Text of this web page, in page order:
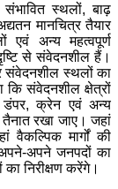
स्थलों, बाढ़
मानचित्र तैयार
एवं अन्य महत्वपूर्ण
से संवेदनशील हैं।
पर संवेदनशील स्थलों का
कि संवेदनशील क्षेत्रों
डंपर, क्रेन एवं अन्य
रखा जाए। जहां
वैकल्पिक मार्गों की
अपने-अपने जनपदों का
निरीक्षण करेंगे।